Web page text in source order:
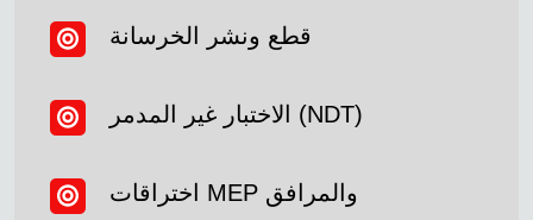
قطع ونشر الخرسانة
الاختبار غير المدمر (NDT)
اختراقات MEP والمرافق